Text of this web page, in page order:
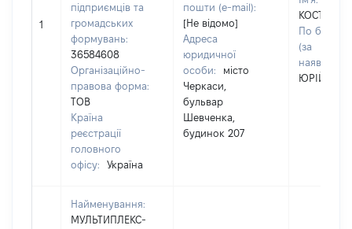
1
підприємців та
громадських
формувань:
36584608
Організаційно-
правова форма:
ТОВ
Країна
реєстрації
головного
офісу:
Україна
пошти (e-mail):
[Не відомо]
Адреса
юридичної
особи:
місто
Черкаси,
бульвар
Шевченка,
будинок 207
По
(за
наявності):
ЮРІЙОВИЧ
Найменування:
МУЛЬТИПЛЕКС-